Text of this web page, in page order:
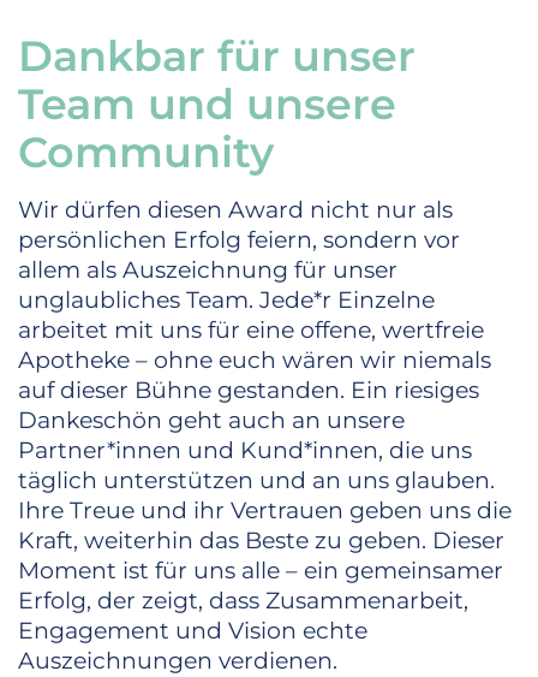
Dankbar für unser
Team und unsere
Community
Wir dürfen diesen Award nicht nur als
persönlichen Erfolg feiern, sondern vor
allem als Auszeichnung für unser
unglaubliches Team. Jede*r Einzelne
arbeitet mit uns für eine offene, wertfreie
Apotheke – ohne euch wären wir niemals
auf dieser Bühne gestanden. Ein riesiges
Dankeschön geht auch an unsere
Partner*innen und Kund*innen, die uns
täglich unterstützen und an uns glauben.
Ihre Treue und ihr Vertrauen geben uns die
Kraft, weiterhin das Beste zu geben. Dieser
Moment ist für uns alle – ein gemeinsamer
Erfolg, der zeigt, dass Zusammenarbeit,
Engagement und Vision echte
Auszeichnungen verdienen.